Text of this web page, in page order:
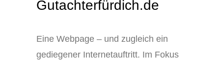
Gutachterfürdich.de
Eine Webpage – und zugleich ein
gediegener Internetauftritt. Im Fokus